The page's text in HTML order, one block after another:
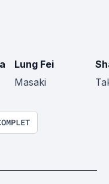
Lung Fei
Masaki